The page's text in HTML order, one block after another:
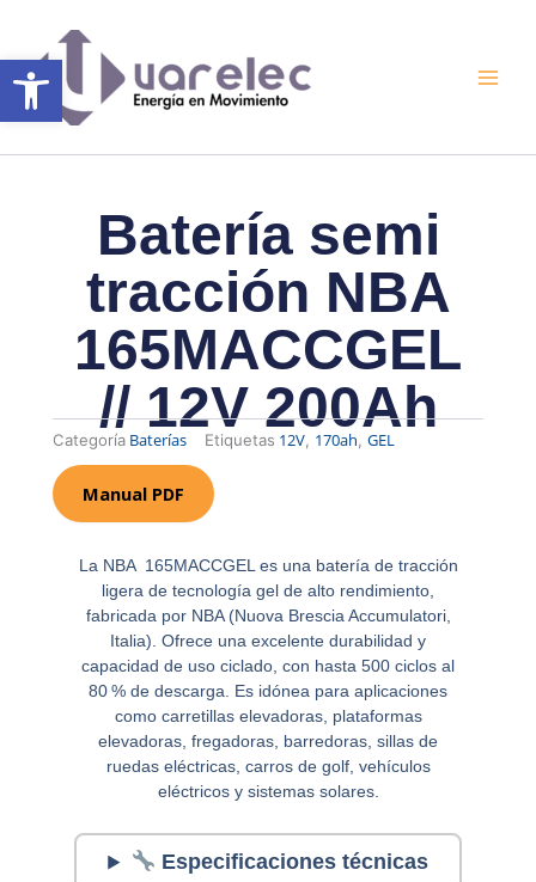
Abrir barra de herramientas
contenido
Batería semi
tracción NBA
165MACCGEL
// 12V 200Ah
Categoría Baterías Etiquetas 12V 170ah ,GEL
Manual PDF
La NBA 165MACCGEL es una batería de tracción
ligera de tecnología gel de alto rendimiento,
fabricada por NBA (Nuova Brescia Accumulatori,
Italia). Ofrece una excelente durabilidad y
capacidad de uso ciclado, con hasta 500 ciclos al
80 % de descarga. Es idónea para aplicaciones
como carretillas elevadoras, plataformas
elevadoras, fregadoras, barredoras, sillas de
ruedas eléctricas, carros de golf, vehículos
eléctricos y sistemas solares.
Especificaciones técnicas